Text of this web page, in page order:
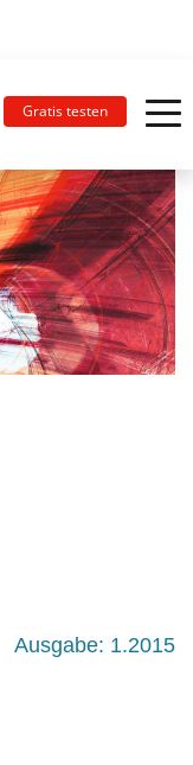
Gratis testen
Ausgabe: 1.2015